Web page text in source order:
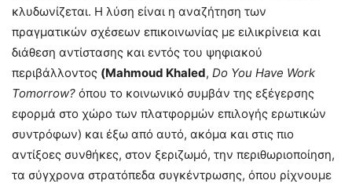
κλυδωνίζεται. Η λύση είναι η αναζήτηση των
πραγματικών σχέσεων επικοινωνίας με ειλικρίνεια και
διάθεση αντίστασης και εντός του ψηφιακού
περιβάλλοντος (Mahmoud Khaled, Do You Have Work
Tomorrow? όπου το κοινωνικό συμβάν της εξέγερσης
εφορμά στο χώρο των πλατφορμών επιλογής ερωτικών
συντρόφων) και έξω από αυτό, ακόμα και στις πιο
αντίξοες συνθήκες, στον ξεριζωμό, την περιθωριοποίηση,
τα σύγχρονα στρατόπεδα συγκέντρωσης, όπου ρίχνουμε